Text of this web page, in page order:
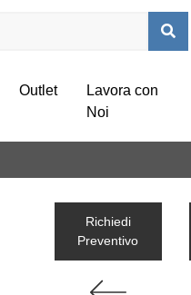
Outlet
Lavora con
Noi
Richiedi
Preventivo